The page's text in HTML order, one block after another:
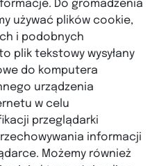
Do gromadzenia
używać plików cookie,
i podobnych
plik tekstowy wysyłany
do komputera
urządzenia
w celu
przeglądarki
informacji
Możemy również